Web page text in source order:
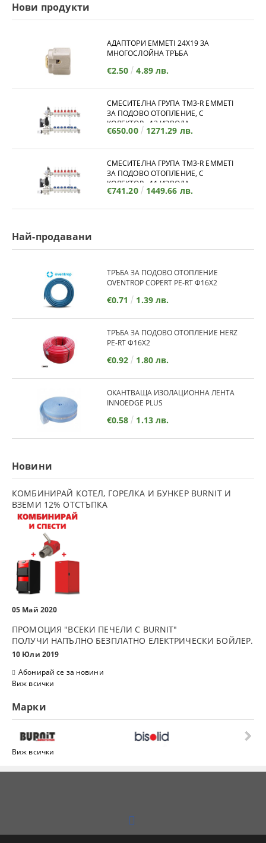
Нови продукти
АДАПТОРИ EMMETI 24X19 ЗА
МНОГОСЛОЙНА ТРЪБА
€2.50 4.89 лв.
СМЕСИТЕЛНА ГРУПА TM3-R EMMETI
ЗА ПОДОВО ОТОПЛЕНИЕ, С
КОЛЕКТОР - 12 ИЗВОДА
€650.00 1271.29 лв.
СМЕСИТЕЛНА ГРУПА TM3-R EMMETI
ЗА ПОДОВО ОТОПЛЕНИЕ, С
КОЛЕКТОР - 11 ИЗВОДА
€741.20 1449.66 лв.
Най-продавани
ТРЪБА ЗА ПОДОВО ОТОПЛЕНИЕ
OVENTROP COPERT PE-RT Ф16Х2
€0.71 1.39 лв.
ТРЪБА ЗА ПОДОВО ОТОПЛЕНИЕ HERZ
PE-RT Ф16Х2
€0.92 1.80 лв.
ОКАНТВАЩА ИЗОЛАЦИОННА ЛЕНТА
INNOEDGE PLUS
€0.58 1.13 лв.
Новини
КОМБИНИРАЙ КОТЕЛ, ГОРЕЛКА И БУНКЕР BURNIT И
ВЗЕМИ 12% ОТСТЪПКА
05 Май 2020
ПРОМОЦИЯ "ВСЕКИ ПЕЧЕЛИ С BURNIT"
ПОЛУЧИ НАПЪЛНО БЕЗПЛАТНО ЕЛЕКТРИЧЕСКИ БОЙЛЕР.
10 Юли 2019
Абонирай се за новини
Виж всички
Марки
Виж всички